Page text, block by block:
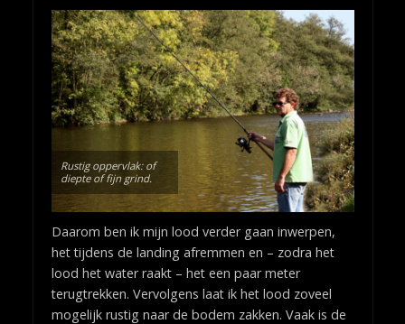
Rustig oppervlak: of
diepte of fijn grind.
Daarom ben ik mijn lood verder gaan inwerpen,
het tijdens de landing afremmen en – zodra het
lood het water raakt – het een paar meter
terugtrekken. Vervolgens laat ik het lood zoveel
mogelijk rustig naar de bodem zakken. Vaak is de